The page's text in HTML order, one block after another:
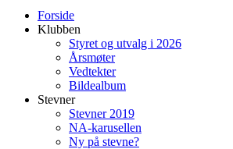
Forside
Klubben
Styret og utvalg i 2026
Årsmøter
Vedtekter
Bildealbum
Stevner
Stevner 2019
NA-karusellen
Ny på stevne?